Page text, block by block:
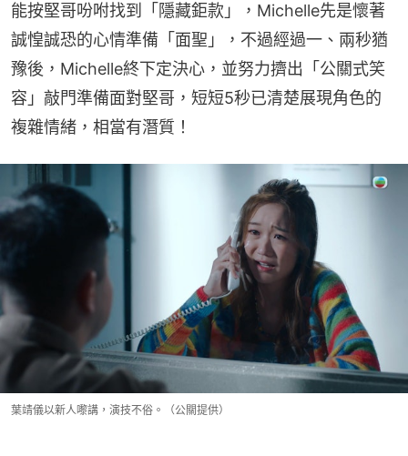
能按堅哥吩咐找到「隱藏鉅款」，Michelle先是懷著
誠惶誠恐的心情準備「面聖」，不過經過一、兩秒猶
豫後，Michelle終下定決心，並努力擠出「公關式笑
容」敲門準備面對堅哥，短短5秒已清楚展現角色的
複雜情緒，相當有潛質！
葉靖儀以新人嚟講，演技不俗。（公關提供）